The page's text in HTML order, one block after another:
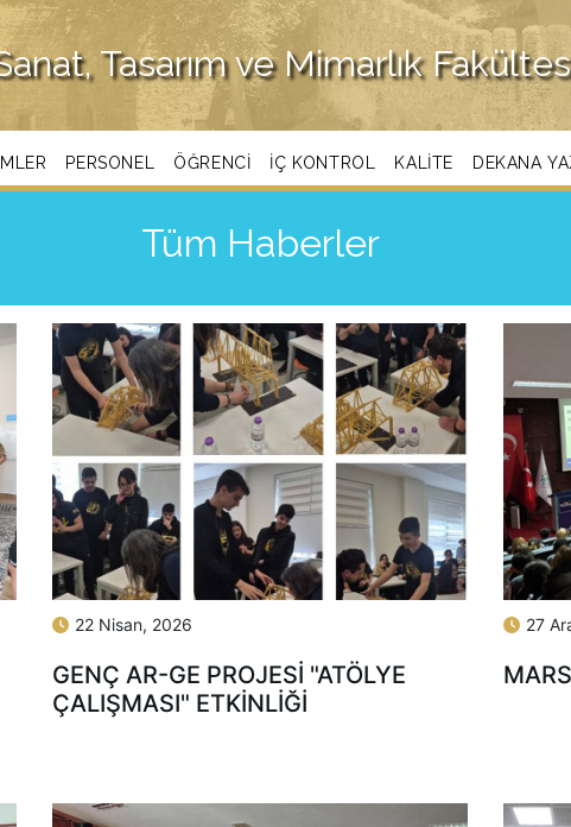
Tasarım ve Mimarlık
PERSONEL ÖĞRENCI İÇ KONTROL KALITE DEKANA
Tüm Haberler
22 Nisan, 2026
GENÇ AR-GE PROJESI "ATÖLYE
ÇALIŞMASI" ETKINLIĞI
27